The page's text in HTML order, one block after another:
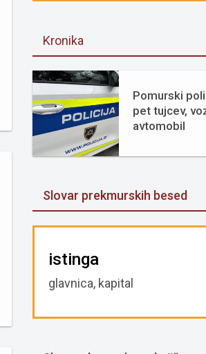
Kronika
Pomurski
pet tujcev,
avtomobil
Slovar prekmurskih besed
istinga
glavnica, kapital